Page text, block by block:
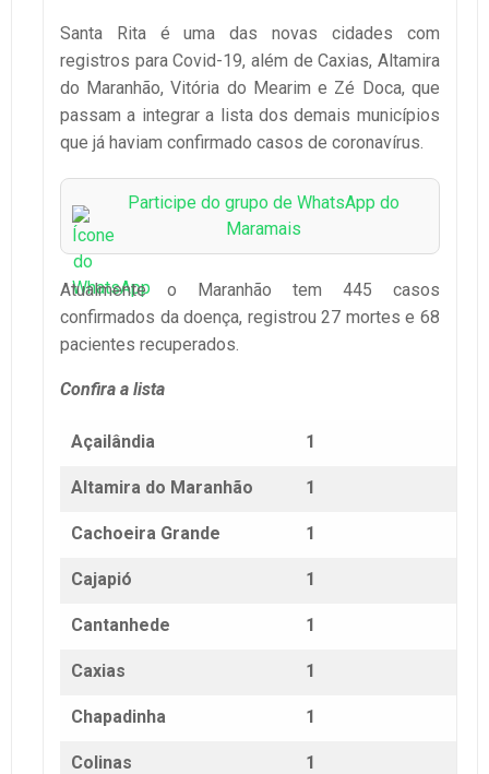
Santa Rita é uma das novas cidades com
registros para Covid-19, além de Caxias, Altamira
do Maranhão, Vitória do Mearim e Zé Doca, que
passam a integrar a lista dos demais municípios
que já haviam confirmado casos de coronavírus.
Participe do grupo de WhatsApp do
Maramais
Atualmente o Maranhão tem 445 casos
confirmados da doença, registrou 27 mortes e 68
pacientes recuperados.
Confira a lista
Açailândia 1
Altamira do Maranhão 1
Cachoeira Grande 1
Cajapió 1
Cantanhede 1
Caxias 1
Chapadinha 1
Colinas 1